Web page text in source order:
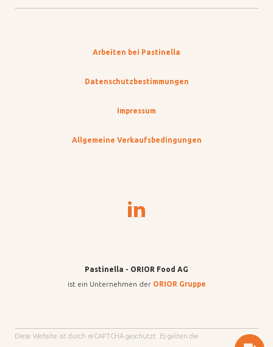
Arbeiten bei Pastinella
Datenschutzbestimmungen
Impressum
Allgemeine Verkaufsbedingungen
Pastinella - ORIOR Food AG
ist ein Unternehmen der ORIOR Gruppe
Diese Website ist durch reCAPTCHA geschützt. Es gelten die